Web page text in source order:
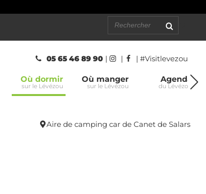
05 65 46 89 90 | | | #Visitlevezou
Où dormir
sur le Lévézou
Où manger
sur le Lévézou
Agenda
du Lévézou
Aire de camping car de Canet de Salars